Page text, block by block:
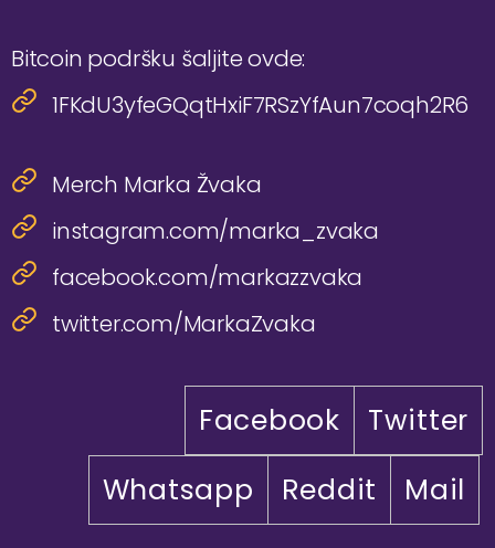
Bitcoin podršku šaljite ovde:
1FKdU3yfeGQqtHxiF7RSzYfAun7coqh2R6
Merch Marka Žvaka
instagram.com/marka_zvaka
facebook.com/markazzvaka
twitter.com/MarkaZvaka
Facebook
Twitter
Whatsapp
Reddit Mail